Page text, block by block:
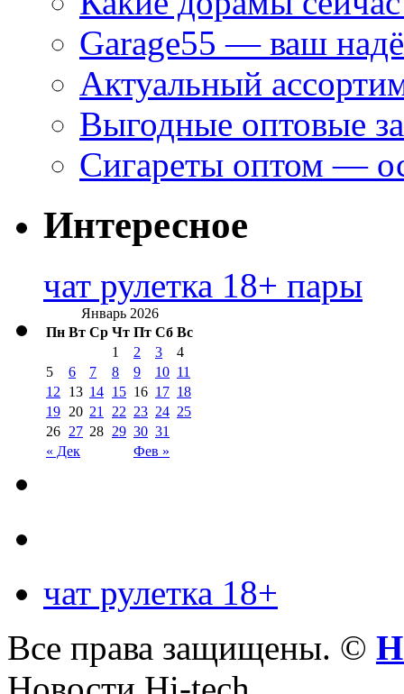
Garage55 — ваш
Актуальный
Выгодные оптовые
Сигареты оптом —
Интересное
чат рулетка 18+ пары
Январь 2026
Пн Вт Ср Чт Пт Сб Вс
« Дек Фев »
1 2 3
4
5
6 7 8 9 10 11
12
13 14 15 16 17 18
19 20 21 22 23 24 25
26 27 28 29 30 31
чат рулетка 18+
Все права защищены. ©